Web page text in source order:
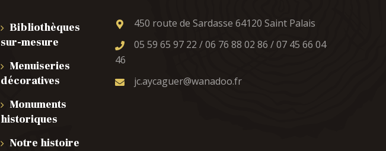
Bibliothèques
sur-mesure
Menuiseries
décoratives
Monuments
historiques
Notre histoire
450 route de Sardasse 64120 Saint Palais
05 59 65 97 22 / 06 76 88 02 86 / 07 45 66 04
46
jc.aycaguer@wanadoo.fr